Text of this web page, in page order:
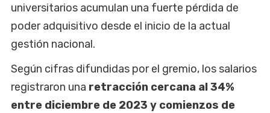
universitarios acumulan una fuerte pérdida de
poder adquisitivo desde el inicio de la actual
gestión nacional.
Según cifras difundidas por el gremio, los salarios
registraron una retracción cercana al 34%
entre diciembre de 2023 y comienzos de